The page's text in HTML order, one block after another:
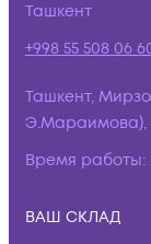
Ташкент
+998 55 508 06
Ташкент,
Э.Мараимова),
Время работы:
ВАШ СКЛАД